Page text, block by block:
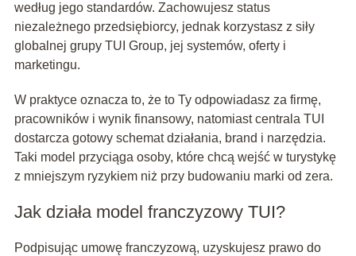
według jego standardów. Zachowujesz status
niezależnego przedsiębiorcy, jednak korzystasz z siły
globalnej grupy TUI Group, jej systemów, oferty i
marketingu.
W praktyce oznacza to, że to Ty odpowiadasz za firmę,
pracowników i wynik finansowy, natomiast centrala TUI
dostarcza gotowy schemat działania, brand i narzędzia.
Taki model przyciąga osoby, które chcą wejść w turystykę
z mniejszym ryzykiem niż przy budowaniu marki od zera.
Jak działa model franczyzowy TUI?
Podpisując umowę franczyzową, uzyskujesz prawo do